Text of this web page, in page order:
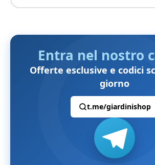
Entra nel nostro
Offerte esclusive e codici
giorno
t.me/giardinishop